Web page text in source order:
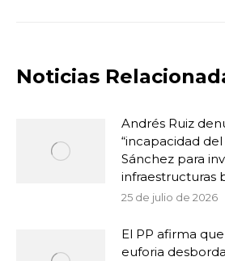
Noticias
Andrés Ruiz
“incapacidad
Sánchez para
infraestructuras
25 de julio de 2026
El PP afirma
euforia